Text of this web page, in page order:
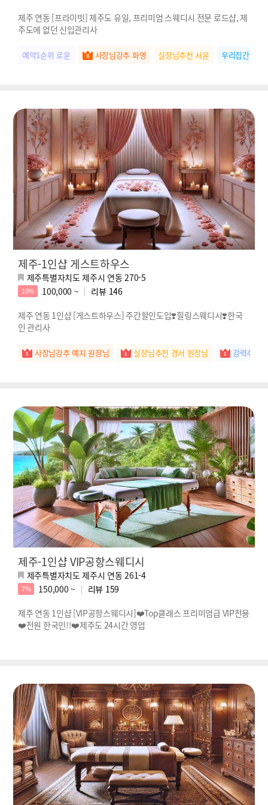
제주 연동 [프라이빗] 제주도 유일, 프리미엄 스웨디시 전문 로드샵, 제
주도에 없던 신입관리사
예약1순위 로운 사장님강추 화영 실장님추천 서윤 우리집간판 수
제주-1인샵 게스트하우스
제주특별자치도 제주시 연동 270-5
10% 100,000 ~ 리뷰 146
제주 연동 1인샵 [게스트하우스] 주간할인도입❣️힐링스웨디시❣️한국
인 관리사
사장님강추 예지 원장님 실장님추천 경서 원장님 강력추천
제주-1인샵 VIP공항스웨디시
제주특별자치도 제주시 연동 261-4
7% 150,000 ~ 리뷰 159
제주 연동 1인샵 [VIP공항스웨디시]❤️Top클래스 프리미엄급 VIP전용
❤️전원 한국인!!❤️제주도 24시간 영업